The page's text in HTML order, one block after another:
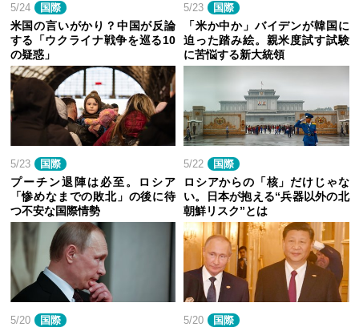
5/24 国際
米国の言いがかり？中国が反論
する「ウクライナ戦争を巡る10
の疑惑」
5/23 国際
「米か中か」バイデンが韓国に
迫った踏み絵。親米度試す試験
に苦悩する新大統領
5/23 国際
プーチン退陣は必至。ロシア
「惨めなまでの敗北」の後に待
つ不安な国際情勢
5/22 国際
ロシアからの「核」だけじゃな
い。日本が抱える“兵器以外の北
朝鮮リスク”とは
5/20 国際 5/20 国際